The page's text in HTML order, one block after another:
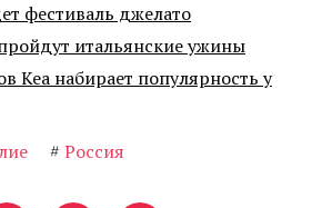
фестиваль джелато
итальянские ужины
Кеа набирает популярность у
# Россия